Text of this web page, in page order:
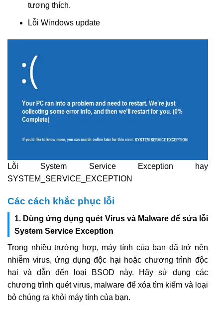
tương thích.
Lỗi Windows update
Lỗi System Service Exception hay
SYSTEM_SERVICE_EXCEPTION
Các cách khắc phục lỗi
1. Dùng ứng dụng quét Virus và Malware để sửa lỗi
System Service Exception
Trong nhiều trường hợp, máy tính của bạn đã trở nên
nhiễm virus, ứng dụng độc hại hoặc chương trình độc
hại và dẫn đến loại BSOD này. Hãy sử dụng các
chương trình quét virus, malware để xóa tìm kiếm và loại
bỏ chúng ra khỏi máy tính của bạn.